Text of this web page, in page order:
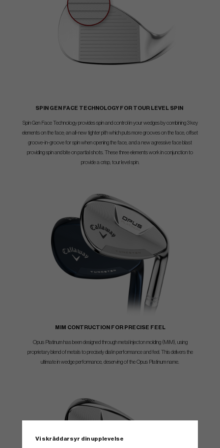
SPIN GEN FACE TECHNOLOGY FOR TOUR LEVEL SPIN
Spin Gen Face Technology provides spin and control in your wedges by combining 3 key
elements on the face; an all-new tighter pith which puts more grooves on the face, offset
groove-in-groove for spin when opening the face, and a new agressive face blast
providing spin and bite on partial shots. These three elements work in conjunction to
provide a crisp, tour level spin.
MIM CONTRUCTION FOR PRECISE FEEL
Opus Platinum has been designed through metal injecton molding (MiM), using
proprietary blend of metals to precisely dial in performance and feel. This delivers the
ultimate in wedge performance, deserving of the Opus Platinum name.
Vi skräddarsyr din upplevelse